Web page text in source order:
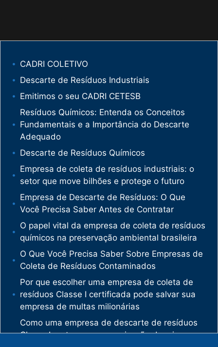
CADRI COLETIVO
Descarte de Resíduos Industriais
Emitimos o seu CADRI CETESB
Resíduos Químicos: Entenda os Conceitos
Fundamentais e a Importância do Descarte
Adequado
Descarte de Resíduos Químicos
Empresa de coleta de resíduos industriais: o
setor que move bilhões e protege o futuro
Empresa de Descarte de Resíduos: O Que
Você Precisa Saber Antes de Contratar
O papel vital da empresa de coleta de resíduos
químicos na preservação ambiental brasileira
O Que Você Precisa Saber Sobre Empresas de
Coleta de Resíduos Contaminados
Por que escolher uma empresa de coleta de
resíduos Classe I certificada pode salvar sua
empresa de multas milionárias
Como uma empresa de descarte de resíduos
Classe I protege sua organização de crimes